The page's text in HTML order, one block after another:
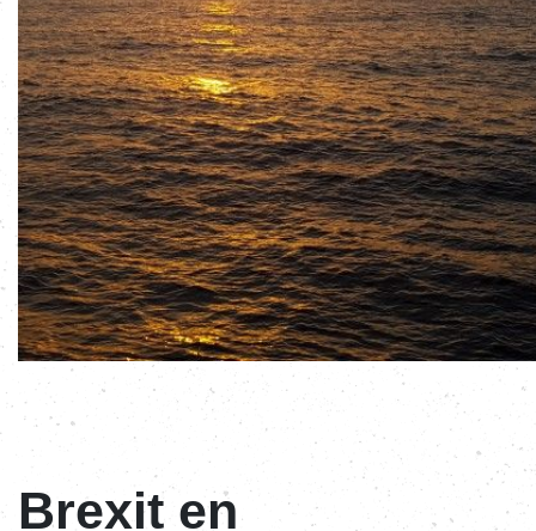
Brexit en